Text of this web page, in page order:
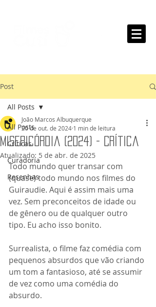
Post
All Posts
Críticas
Curadoria
Resenhas
All Posts
Misericórdia (2024) - Crítica
João Marcos Albuquerque
20 de out. de 2024 1 min de leitura
Atualizado: 5 de abr. de 2025
Todo mundo quer transar com
(quase) todo mundo nos filmes do
Guiraudie. Aqui é assim mais uma
vez. Sem preconceitos de idade ou
de gênero ou de qualquer outro
tipo. Eu acho isso bonito.
Surrealista, o filme faz comédia com
pequenos absurdos que vão criando
um tom a fantasioso, até se assumir
de vez como uma comédia do
absurdo.